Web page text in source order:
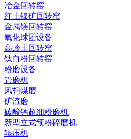
冶金回转窑
红土镍矿回转窑
金属镁回转窑
氧化球团设备
高岭土回转窑
钛白粉回转窑
粉磨设备
管磨机
风扫煤磨
矿渣磨
碳酸钙超细粉磨机
新型立式预粉碎磨机
辊压机